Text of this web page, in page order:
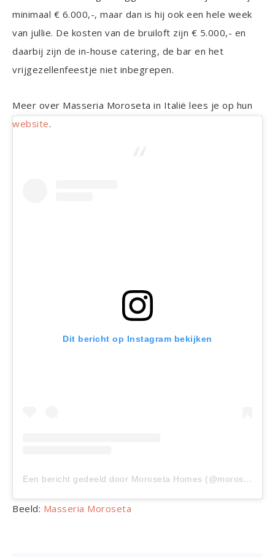
minimaal € 6.000,-, maar dan is hij ook een hele week
van jullie. De kosten van de bruiloft zijn € 5.000,- en
daarbij zijn de in-house catering, de bar en het
vrijgezellenfeestje niet inbegrepen.
Meer over Masseria Moroseta in Italië lees je op hun
website.
Dit bericht op Instagram bekijken
Een bericht gedeeld door Moroseta Homes (@moroseta_homes)
Beeld: Masseria Moroseta